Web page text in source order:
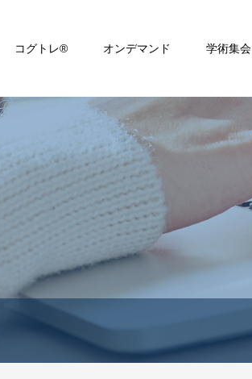
コグトレ® オンデマンド 学術集会